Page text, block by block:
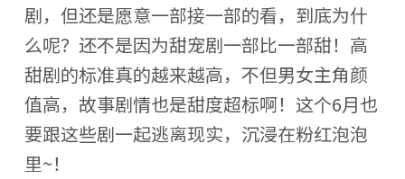
剧，但还是愿意一部接一部的看，到底为什
么呢？还不是因为甜宠剧一部比一部甜！高
甜剧的标准真的越来越高，不但男女主角颜
值高，故事剧情也是甜度超标啊！这个6月也
要跟这些剧一起逃离现实，沉浸在粉红泡泡
里~！